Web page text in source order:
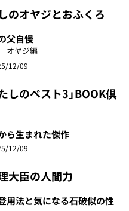
のオヤジとおふくろ
父自慢
オヤジ編
12/09
しのベスト3」BOOK倶
ら生まれた傑作
12/09
大臣の人間力
用法と気になる石破似の性